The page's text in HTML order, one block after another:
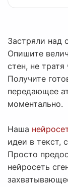
Застряли над
Опишите
стен, не
Получите
передающее
моментально.
Наша
идеи в текст,
Просто
нейросеть